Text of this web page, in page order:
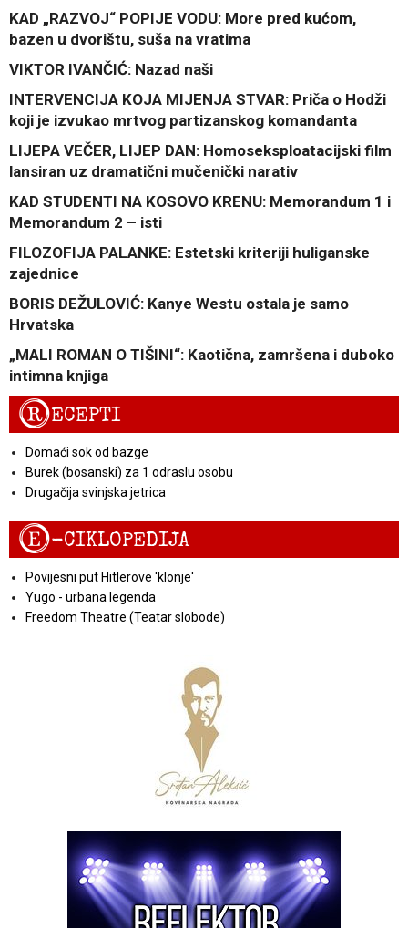
KAD „RAZVOJ“ POPIJE VODU: More pred kućom,
bazen u dvorištu, suša na vratima
VIKTOR IVANČIĆ: Nazad naši
INTERVENCIJA KOJA MIJENJA STVAR: Priča o Hodži
koji je izvukao mrtvog partizanskog komandanta
LIJEPA VEČER, LIJEP DAN: Homoseksploatacijski film
lansiran uz dramatični mučenički narativ
KAD STUDENTI NA KOSOVO KRENU: Memorandum 1 i
Memorandum 2 – isti
FILOZOFIJA PALANKE: Estetski kriteriji huliganske
zajednice
BORIS DEŽULOVIĆ: Kanye Westu ostala je samo
Hrvatska
„MALI ROMAN O TIŠINI“: Kaotična, zamršena i duboko
intimna knjiga
RECEPTI
Domaći sok od bazge
Burek (bosanski) za 1 odraslu osobu
Drugačija svinjska jetrica
E-CIKLOPEDIJA
Povijesni put Hitlerove 'klonje'
Yugo - urbana legenda
Freedom Theatre (Teatar slobode)